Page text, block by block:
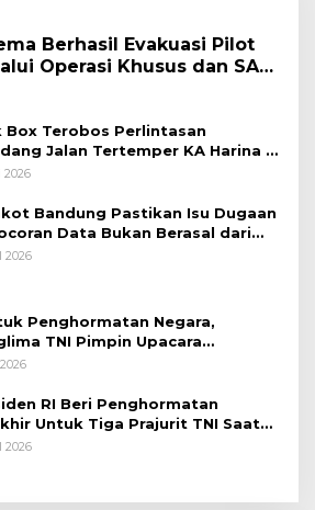
Berhasil Evakuasi Pilot
Operasi Khusus dan SAR
Box Terobos Perlintasan
Jalan Tertemper KA Harina di
Stasiun Poncol-Jrakah Semarang
2026
Bandung Pastikan Isu Dugaan
Data Bukan Berasal dari
Disdukcapil
2026
Penghormatan Negara,
TNI Pimpin Upacara
Militer
RI Beri Penghormatan
Untuk Tiga Prajurit TNI Saat
di Bandara Soekarno-
2026